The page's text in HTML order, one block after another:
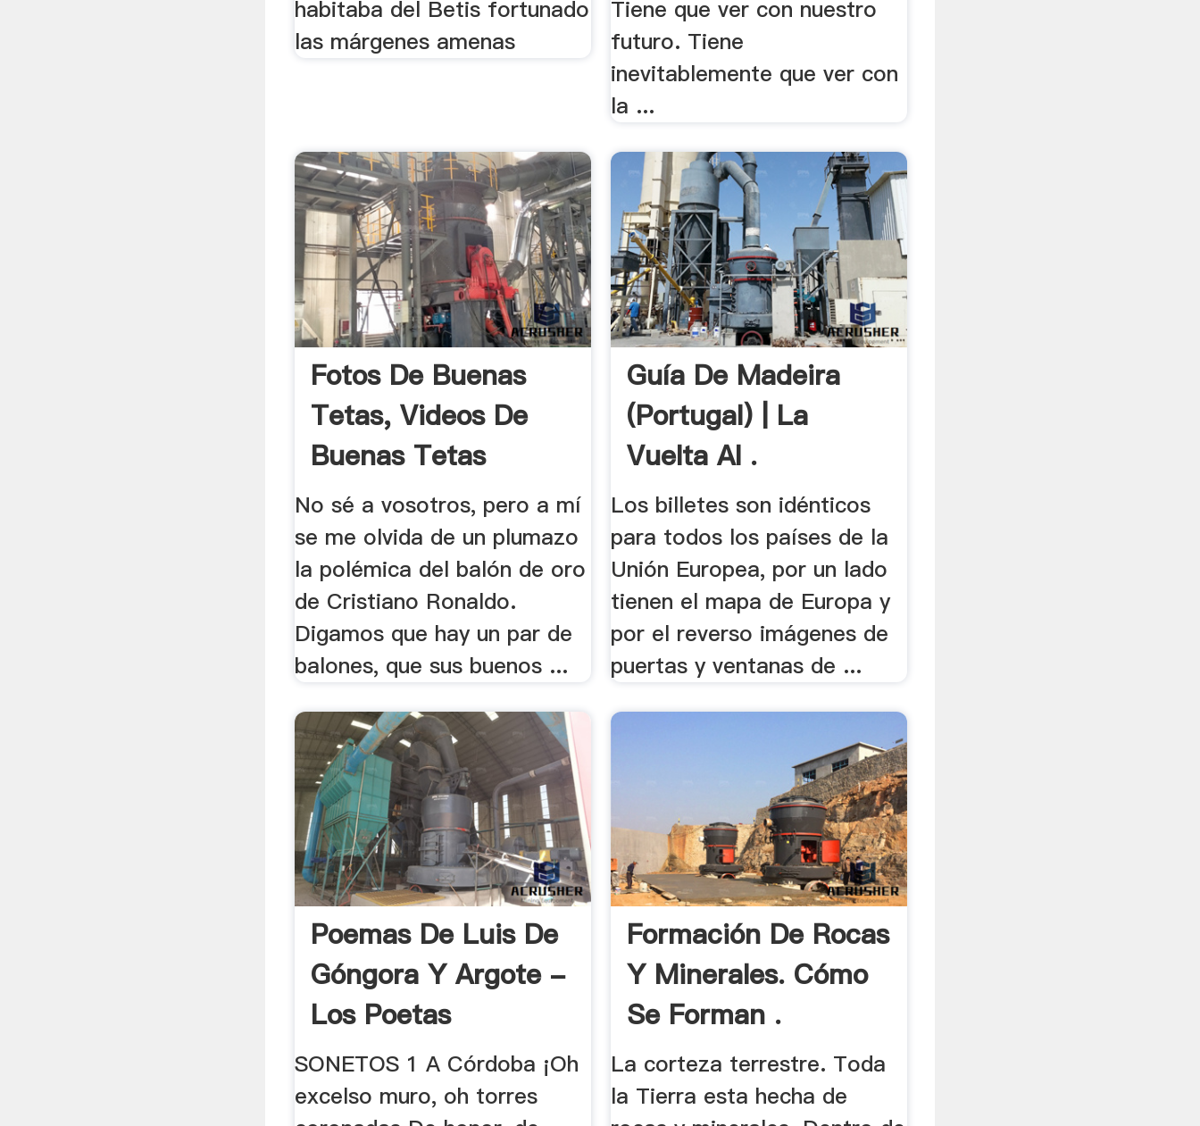
habitaba del Betis fortunado
las márgenes amenas
Tiene que ver con nuestro
futuro. Tiene
inevitablemente que ver con
la ...
Fotos De Buenas
Tetas, Videos De
Buenas Tetas
No sé a vosotros, pero a mí
se me olvida de un plumazo
la polémica del balón de oro
de Cristiano Ronaldo.
Digamos que hay un par de
balones, que sus buenos ...
Guía De Madeira
(Portugal) | La
Vuelta Al .
Los billetes son idénticos
para todos los países de la
Unión Europea, por un lado
tienen el mapa de Europa y
por el reverso imágenes de
puertas y ventanas de ...
Poemas De Luis De
Góngora Y Argote -
Los Poetas
SONETOS 1 A Córdoba ¡Oh
excelso muro, oh torres
Formación De Rocas
Y Minerales. Cómo
Se Forman .
La corteza terrestre. Toda
la Tierra esta hecha de